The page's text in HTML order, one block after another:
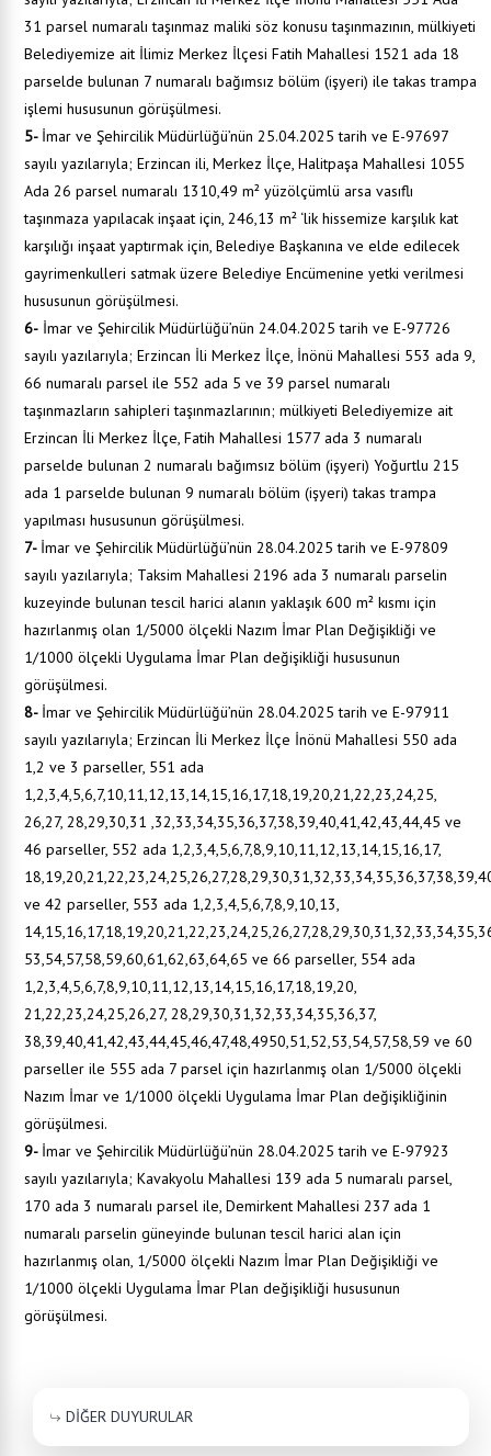
31 parsel numaralı taşınmaz maliki söz konusu taşınmazının, mülkiyeti
Belediyemize ait İlimiz Merkez İlçesi Fatih Mahallesi 1521 ada 18
parselde bulunan 7 numaralı bağımsız bölüm (işyeri) ile takas trampa
işlemi hususunun görüşülmesi.
5- İmar ve Şehircilik Müdürlüğü’nün 25.04.2025 tarih ve E-97697
sayılı yazılarıyla; Erzincan ili, Merkez İlçe, Halitpaşa Mahallesi 1055
Ada 26 parsel numaralı 1310,49 m² yüzölçümlü arsa vasıflı
taşınmaza yapılacak inşaat için, 246,13 m² ‘lik hissemize karşılık kat
karşılığı inşaat yaptırmak için, Belediye Başkanına ve elde edilecek
gayrimenkulleri satmak üzere Belediye Encümenine yetki verilmesi
hususunun görüşülmesi.
6- İmar ve Şehircilik Müdürlüğü’nün 24.04.2025 tarih ve E-97726
sayılı yazılarıyla; Erzincan İli Merkez İlçe, İnönü Mahallesi 553 ada 9,
66 numaralı parsel ile 552 ada 5 ve 39 parsel numaralı
taşınmazların sahipleri taşınmazlarının; mülkiyeti Belediyemize ait
Erzincan İli Merkez İlçe, Fatih Mahallesi 1577 ada 3 numaralı
parselde bulunan 2 numaralı bağımsız bölüm (işyeri) Yoğurtlu 215
ada 1 parselde bulunan 9 numaralı bölüm (işyeri) takas trampa
yapılması hususunun görüşülmesi.
7- İmar ve Şehircilik Müdürlüğü’nün 28.04.2025 tarih ve E-97809
sayılı yazılarıyla; Taksim Mahallesi 2196 ada 3 numaralı parselin
kuzeyinde bulunan tescil harici alanın yaklaşık 600 m² kısmı için
hazırlanmış olan 1/5000 ölçekli Nazım İmar Plan Değişikliği ve
1/1000 ölçekli Uygulama İmar Plan değişikliği hususunun
görüşülmesi.
8- İmar ve Şehircilik Müdürlüğü’nün 28.04.2025 tarih ve E-97911
sayılı yazılarıyla; Erzincan İli Merkez İlçe İnönü Mahallesi 550 ada
1,2 ve 3 parseller, 551 ada
1,2,3,4,5,6,7,10,11,12,13,14,15,16,17,18,19,20,21,22,23,24,25,
26,27, 28,29,30,31 ,32,33,34,35,36,37,38,39,40,41,42,43,44,45 ve
46 parseller, 552 ada 1,2,3,4,5,6,7,8,9,10,11,12,13,14,15,16,17,
ve 42 parseller, 553 ada 1,2,3,4,5,6,7,8,9,10,13,
53,54,57,58,59,60,61,62,63,64,65 ve 66 parseller, 554 ada
1,2,3,4,5,6,7,8,9,10,11,12,13,14,15,16,17,18,19,20,
21,22,23,24,25,26,27, 28,29,30,31,32,33,34,35,36,37,
38,39,40,41,42,43,44,45,46,47,48,4950,51,52,53,54,57,58,59 ve 60
parseller ile 555 ada 7 parsel için hazırlanmış olan 1/5000 ölçekli
Nazım İmar ve 1/1000 ölçekli Uygulama İmar Plan değişikliğinin
görüşülmesi.
9- İmar ve Şehircilik Müdürlüğü’nün 28.04.2025 tarih ve E-97923
sayılı yazılarıyla; Kavakyolu Mahallesi 139 ada 5 numaralı parsel,
170 ada 3 numaralı parsel ile, Demirkent Mahallesi 237 ada 1
numaralı parselin güneyinde bulunan tescil harici alan için
hazırlanmış olan, 1/5000 ölçekli Nazım İmar Plan Değişikliği ve
1/1000 ölçekli Uygulama İmar Plan değişikliği hususunun
görüşülmesi.
DİĞER DUYURULAR